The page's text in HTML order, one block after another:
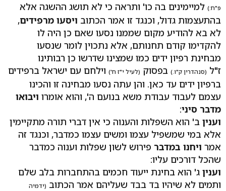
פ"ח:) למיימינים בה כו' ותראה כי לא תושג ההשגה אלא
בהתעצמות גדול, וכנגד זו אמר הכתוב ויסעו מרפידים,
לא בא להודיע מקום שממנו נסעו שאם כן היה לו
להקדימו קודם תחנותם, אלא נתכוין לומר שנסעו
מבחינת רפיון ידים כמו שמצינו שדרשו כן רבותינו
ז"ל (סנהדרין ק"ו.) בפסוק (לעיל י"ז ח') וילחם עם ישראל ברפידים
ברפיון ידים עד כאן. והן עתה נסעו מבחינה זו והכינו
עצמם לעבוד עבודת משא בנועם ה', והוא אומרו ויבואו
מדבר סיני:
וענין ב' הוא השפלות והענוה כי אין דברי תורה מתקיימין
אלא במי שמשפיל עצמו ומשים עצמו כמדבר, וכנגד זה
אמר ויחנו במדבר פירוש לשון שפלות וענוה כמדבר
שהכל דורכים עליו:
וענין ג' הוא בחינת ייעוד חכמים בהתחברות בלב שלם
ותמים לא שיהיו בד בבד שעליהם אמר הכתוב (ידמיה